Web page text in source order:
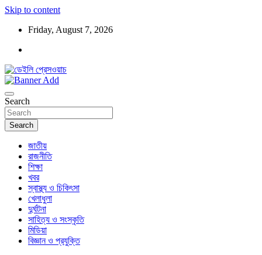
Skip to content
Friday, August 7, 2026
ডেইলি প্রেসওয়াচ
Search
Search
জাতীয়
রাজনীতি
শিক্ষা
খবর
স্বাস্থ্য ও চিকিৎসা
খেলাধুলা
দুর্ঘটনা
সাহিত্য ও সংস্কৃতি
মিডিয়া
বিজ্ঞান ও প্রযুক্তি